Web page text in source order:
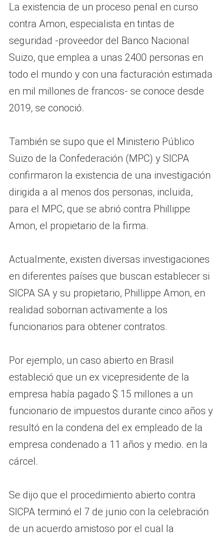
La existencia de un proceso penal en curso
contra Amon, especialista en tintas de
seguridad -proveedor del Banco Nacional
Suizo, que emplea a unas 2400 personas en
todo el mundo y con una facturación estimada
en mil millones de francos- se conoce desde
2019, se conoció.
También se supo que el Ministerio Público
Suizo de la Confederación (MPC) y SICPA
confirmaron la existencia de una investigación
dirigida a al menos dos personas, incluida,
para el MPC, que se abrió contra Phillippe
Amon, el propietario de la firma.
Actualmente, existen diversas investigaciones
en diferentes países que buscan establecer si
SICPA SA y su propietario, Phillippe Amon, en
realidad sobornan activamente a los
funcionarios para obtener contratos.
Por ejemplo, un caso abierto en Brasil
estableció que un ex vicepresidente de la
empresa había pagado $ 15 millones a un
funcionario de impuestos durante cinco años y
resultó en la condena del ex empleado de la
empresa condenado a 11 años y medio. en la
cárcel.
Se dijo que el procedimiento abierto contra
SICPA terminó el 7 de junio con la celebración
de un acuerdo amistoso por el cual la